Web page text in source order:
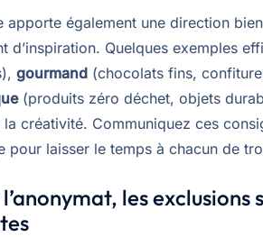
apporte également une direction
d’inspiration. Quelques exemples
gourmand (chocolats fins,
(produits zéro déchet, objets
créativité. Communiquez ces
pour laisser le temps à chacun de
les exclusions